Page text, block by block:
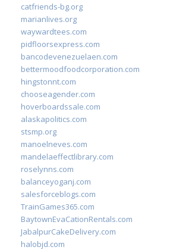
catfriends-bg.org
marianlives.org
waywardtees.com
pidfloorsexpress.com
bancodevenezuelaen.com
bettermoodfoodcorporation.com
hingstonnt.com
chooseagender.com
hoverboardssale.com
alaskapolitics.com
stsmp.org
manoelneves.com
mandelaeffectlibrary.com
roselynns.com
balanceyoganj.com
salesforceblogs.com
TrainGames365.com
BaytownEvaCationRentals.com
JabalpurCakeDelivery.com
halobjd.com